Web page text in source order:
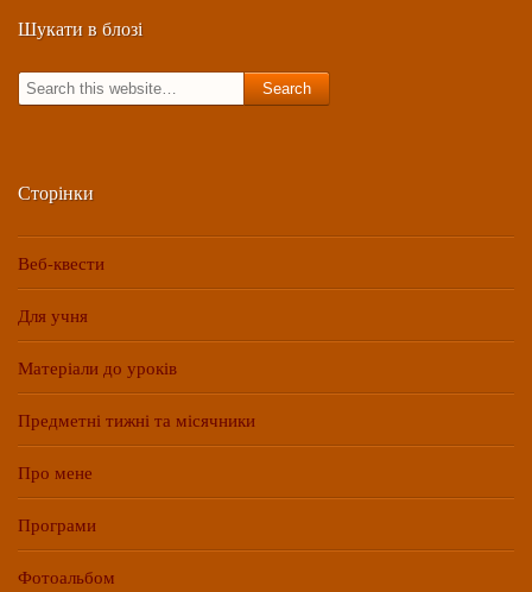
Шукати в блозі
Search
for:
Сторінки
Веб-квести
Для учня
Матеріали до уроків
Предметні тижні та місячники
Про мене
Програми
Фотоальбом